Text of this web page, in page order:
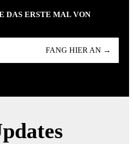
DAS ERSTE MAL VON
FANG HIER AN →